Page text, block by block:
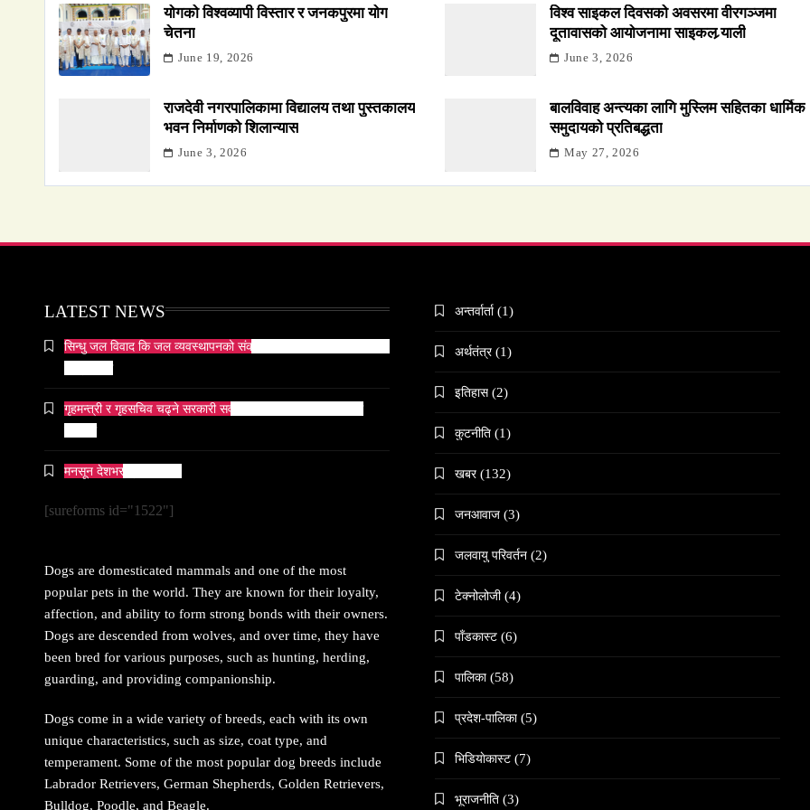
योगको विश्वव्यापी विस्तार र जनकपुरमा योग
चेतना
June 19, 2026
विश्व साइकल दिवसको अवसरमा वीरगञ्जमा
दूतावासको आयोजनामा साइकल र्‍याली
June 3, 2026
राजदेवी नगरपालिकामा विद्यालय तथा पुस्तकालय
भवन निर्माणको शिलान्यास
June 3, 2026
बालविवाह अन्त्यका लागि मुस्लिम सहितका धार्मिक
समुदायको प्रतिबद्धता
May 27, 2026
LATEST NEWS
सिन्धु जल विवाद कि जल व्यवस्थापनको संकट? पाकिस्तानको पानी संकटको
गृहमन्त्री र गृहसचिव चढ्ने सरकारी सवारीसाधनबाट समेत कालो सिसा
मनसून देशभर प्रवेश गर्दै ।
[sureforms id="1522"]
Dogs are domesticated mammals and one of the most
popular pets in the world. They are known for their loyalty,
affection, and ability to form strong bonds with their owners.
Dogs are descended from wolves, and over time, they have
been bred for various purposes, such as hunting, herding,
guarding, and providing companionship.
Dogs come in a wide variety of breeds, each with its own
unique characteristics, such as size, coat type, and
temperament. Some of the most popular dog breeds include
Labrador Retrievers, German Shepherds, Golden Retrievers,
Bulldog, Poodle, and Beagle.
अन्तर्वार्ता (1)
अर्थतंत्र (1)
इतिहास (2)
कुटनीति (1)
खबर (132)
जनआवाज (3)
जलवायु परिवर्तन (2)
टेक्नोलोजी (4)
पाँडकास्ट (6)
पालिका (58)
प्रदेश-पालिका (5)
भिडियाेकास्ट (7)
भूराजनीति (3)